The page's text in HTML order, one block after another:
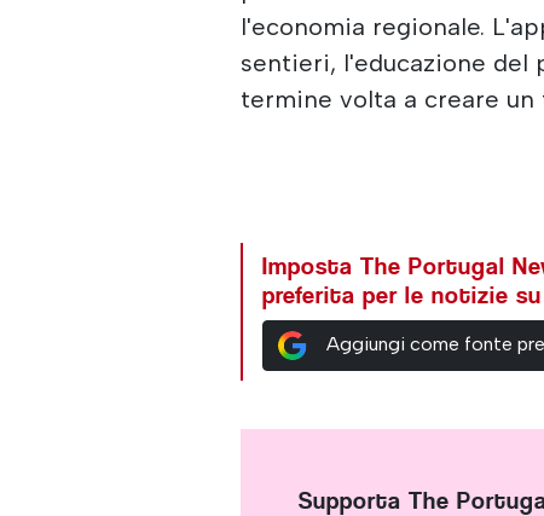
l'economia regionale.
sentieri, l'educazione del
termine volta a creare
Imposta The Portugal
preferita per le notizie
Aggiungi come fonte
Supporta The